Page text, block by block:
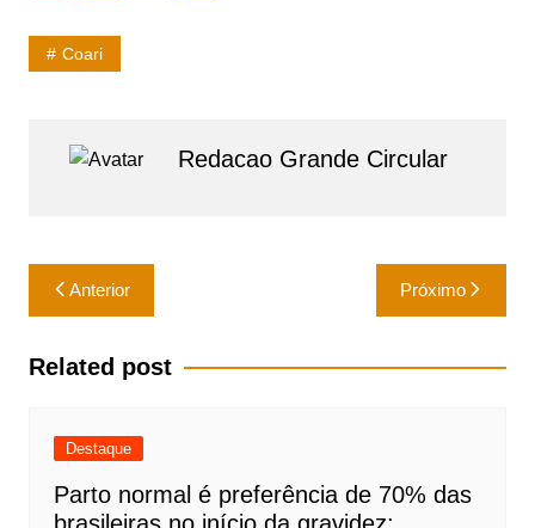
at
p
c
o
Coari
Redacao Grande Circular
Navegação
de
Post
Anterior Próximo
Related post
Destaque
Parto normal é preferência de 70% das